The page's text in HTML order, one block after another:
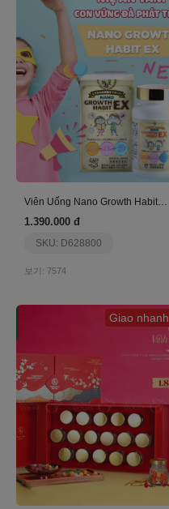
1.390.000 đ
SKU: D628800
보기: 7574
Giao nhanh